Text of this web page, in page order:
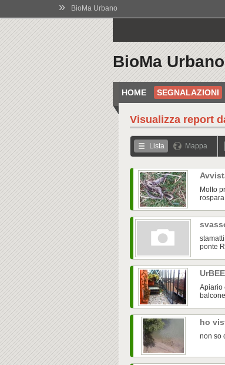
» BioMa Urbano
BioMa Urbano
HOME SEGNALAZIONI
Visualizza report
Lista Mappa
Molto
ponte
Apiario
ho
non so